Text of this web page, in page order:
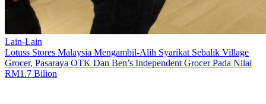
Lain-Lain
Lotuss Stores Malaysia Mengambil-Alih Syarikat Sebalik Village
Grocer, Pasaraya OTK Dan Ben’s Independent Grocer Pada Nilai
RM1.7 Bilion